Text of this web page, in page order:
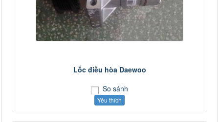
Lốc điều hòa Daewoo
So sánh
Yêu thích